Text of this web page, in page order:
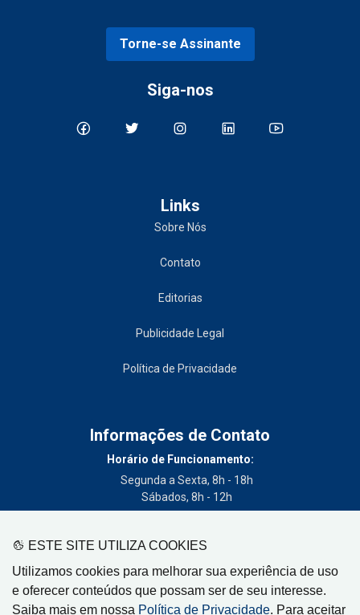
ESTE SITE UTILIZA COOKIES
Utilizamos cookies para melhorar sua experiência de uso
e oferecer conteúdos que possam ser de seu interesse.
Saiba mais em nossa Política de Privacidade. Para aceitar
Torne-se Assinante
Siga-nos
Links
Sobre Nós
Contato
Editorias
Publicidade Legal
Política de Privacidade
Informações de Contato
Horário de Funcionamento:
Segunda a Sexta, 8h - 18h
Sábados, 8h - 12h
(19) 3404-3700
Circulação:
Limeira - SP, Artur Nogueira - SP, Cordeirópolis - SP,
Engenheiro Coelho - SP, Iracemápolis - SP